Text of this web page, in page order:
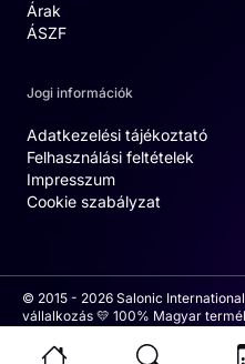
Árak
ÁSZF
Jogi információk
Adatkezelési tájékoztató
Felhasználási feltételek
Impresszum
Cookie szabályzat
© 2015 - 2026 Salonic
vállalkozás 💛 100% Magyar